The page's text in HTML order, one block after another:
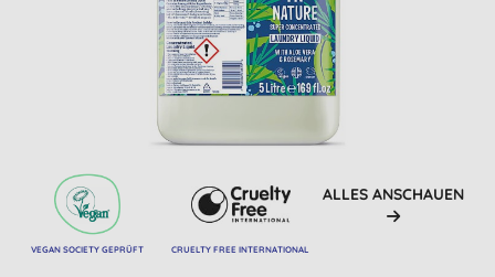
VEGAN SOCIETY GEPRÜFT CRUELTY FREE INTERNATIONAL
ALLES ANSCHAUEN